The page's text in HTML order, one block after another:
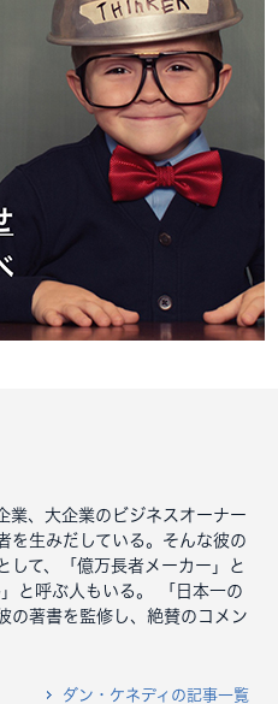
業、大企業のビジネスオーナー
を生みだしている。そんな彼の
して、「億万長者メーカー」と
と呼ぶ人もいる。 「日本一の
の著書を監修し、絶賛のコメン
ダン・ケネディの記事一覧